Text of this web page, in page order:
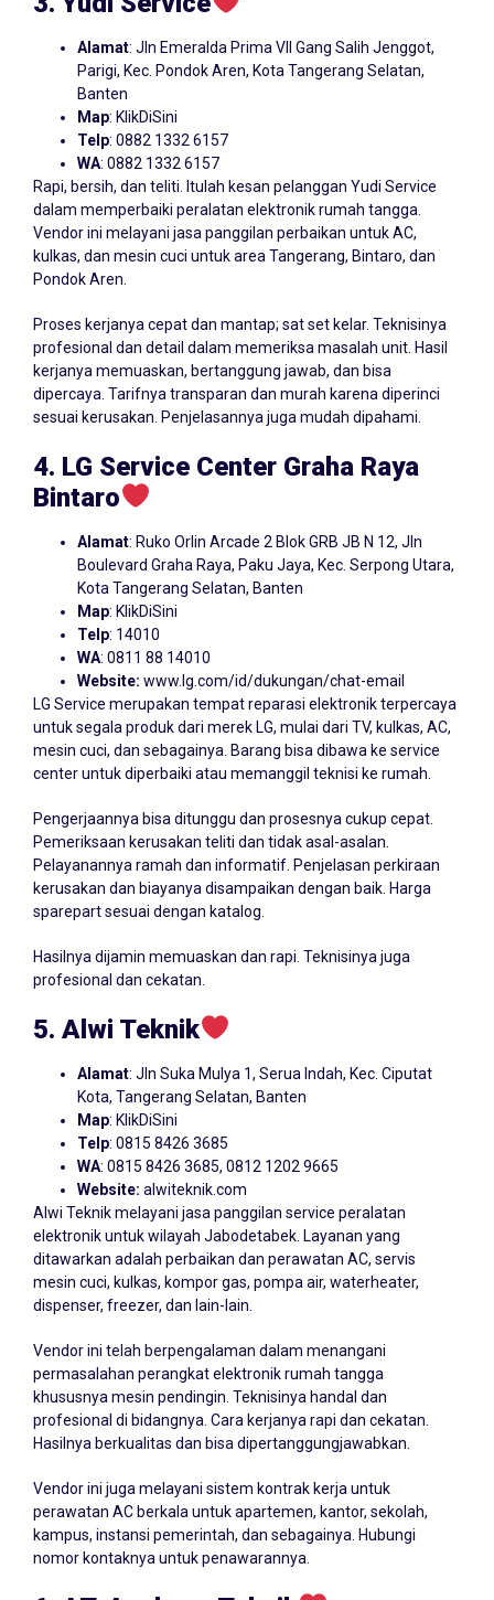
Alamat: Jln Emeralda Prima VII Gang Salih Jenggot,
Parigi, Kec. Pondok Aren, Kota Tangerang Selatan,
Banten
Map: KlikDiSini
Telp: 0882 1332 6157
WA: 0882 1332 6157
Rapi, bersih, dan teliti. Itulah kesan pelanggan Yudi Service
dalam memperbaiki peralatan elektronik rumah tangga.
Vendor ini melayani jasa panggilan perbaikan untuk AC,
kulkas, dan mesin cuci untuk area Tangerang, Bintaro, dan
Pondok Aren.
Proses kerjanya cepat dan mantap; sat set kelar. Teknisinya
profesional dan detail dalam memeriksa masalah unit. Hasil
kerjanya memuaskan, bertanggung jawab, dan bisa
dipercaya. Tarifnya transparan dan murah karena diperinci
sesuai kerusakan. Penjelasannya juga mudah dipahami.
4. LG Service Center Graha Raya
Bintaro
Alamat: Ruko Orlin Arcade 2 Blok GRB JB N 12, Jln
Boulevard Graha Raya, Paku Jaya, Kec. Serpong Utara,
Kota Tangerang Selatan, Banten
Map: KlikDiSini
Telp: 14010
WA: 0811 88 14010
Website: www.lg.com/id/dukungan/chat-email
LG Service merupakan tempat reparasi elektronik terpercaya
untuk segala produk dari merek LG, mulai dari TV, kulkas, AC,
mesin cuci, dan sebagainya. Barang bisa dibawa ke service
center untuk diperbaiki atau memanggil teknisi ke rumah.
Pengerjaannya bisa ditunggu dan prosesnya cukup cepat.
Pemeriksaan kerusakan teliti dan tidak asal-asalan.
Pelayanannya ramah dan informatif. Penjelasan perkiraan
kerusakan dan biayanya disampaikan dengan baik. Harga
sparepart sesuai dengan katalog.
Hasilnya dijamin memuaskan dan rapi. Teknisinya juga
profesional dan cekatan.
5. Alwi Teknik
Alamat: Jln Suka Mulya 1, Serua Indah, Kec. Ciputat
Kota, Tangerang Selatan, Banten
Map: KlikDiSini
Telp: 0815 8426 3685
WA: 0815 8426 3685, 0812 1202 9665
Website: alwiteknik.com
Alwi Teknik melayani jasa panggilan service peralatan
elektronik untuk wilayah Jabodetabek. Layanan yang
ditawarkan adalah perbaikan dan perawatan AC, servis
mesin cuci, kulkas, kompor gas, pompa air, waterheater,
dispenser, freezer, dan lain-lain.
Vendor ini telah berpengalaman dalam menangani
permasalahan perangkat elektronik rumah tangga
khususnya mesin pendingin. Teknisinya handal dan
profesional di bidangnya. Cara kerjanya rapi dan cekatan.
Hasilnya berkualitas dan bisa dipertanggungjawabkan.
Vendor ini juga melayani sistem kontrak kerja untuk
perawatan AC berkala untuk apartemen, kantor, sekolah,
kampus, instansi pemerintah, dan sebagainya. Hubungi
nomor kontaknya untuk penawarannya.